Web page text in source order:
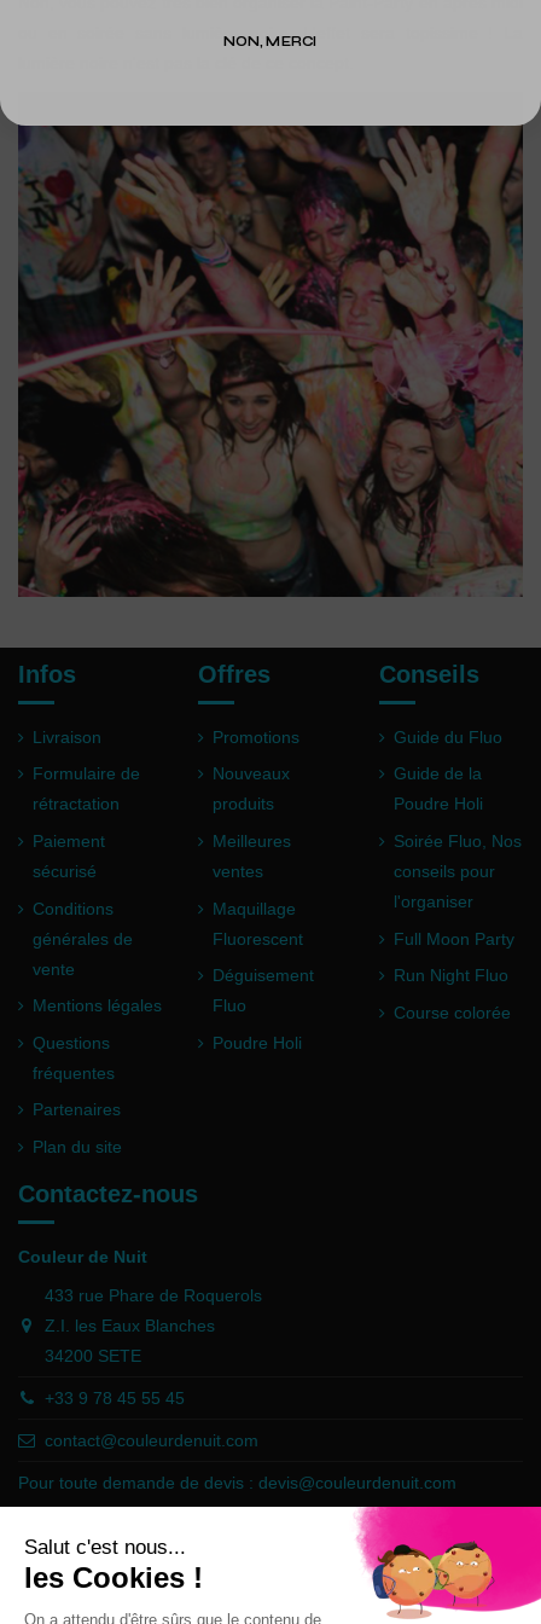
ou en soirée sans lumière noire. L'effet sera topissime ! La
Infos
Livraison
Formulaire de
rétractation
Paiement
sécurisé
Conditions
générales de
vente
Mentions légales
Questions
fréquentes
Partenaires
Plan du site
Offres
Promotions
Nouveaux
produits
Meilleures
ventes
Maquillage
Fluorescent
Déguisement
Fluo
Poudre Holi
Conseils
Guide du Fluo
Guide de la
Poudre Holi
Soirée Fluo, Nos
conseils pour
l'organiser
Full Moon Party
Run Night Fluo
Course colorée
Contactez-nous
Couleur de Nuit
433 rue Phare de Roquerols
Z.I. les Eaux Blanches
34200 SETE
+33 9 78 45 55 45
contact@couleurdenuit.com
Pour toute demande de devis : devis@couleurdenuit.com
Marchand approuvé par la Société des Avis Garantis,cliquez ici pour
vérifier .
Follow us
NON, MERCI